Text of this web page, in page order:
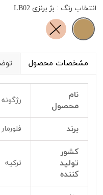
انتخاب رنگ : بژ برنزی LB02
مشخصات محصول
نام
محصول
رژگونه
برند فلورمار
کشور
تولید
کننده
ترکیه